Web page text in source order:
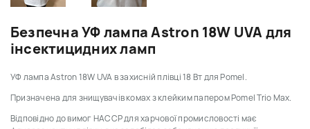
Безпечна УФ лампа Astron 18W UVA для
інсектицидних ламп
УФ лампа Astron 18W UVA в захисній плівці 18 Вт для Pomel.
Призначена для знищувачів комах з клейким папером Pomel Trio Max.
Відповідно до вимог HACCP для харчової промисловості має